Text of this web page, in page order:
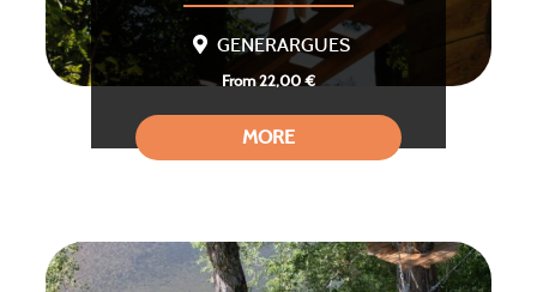
GENERARGUES
From 22,00 €
MORE